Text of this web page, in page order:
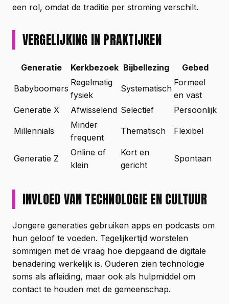
een rol, omdat de traditie per stroming verschilt.
VERGELIJKING IN PRAKTIJKEN
Generatie Kerkbezoek Bijbellezing Gebed
Babyboomers
Regelmatig
fysiek
Systematisch
Formeel
en vast
Generatie X
Afwisselend Selectief Persoonlijk
Millennials
Minder
frequent
Thematisch Flexibel
Generatie Z
Online of
klein
Kort en
gericht
Spontaan
INVLOED VAN TECHNOLOGIE EN CULTUUR
Jongere generaties gebruiken apps en podcasts om
hun geloof te voeden. Tegelijkertijd worstelen
sommigen met de vraag hoe diepgaand die digitale
benadering werkelijk is. Ouderen zien technologie
soms als afleiding, maar ook als hulpmiddel om
contact te houden met de gemeenschap.